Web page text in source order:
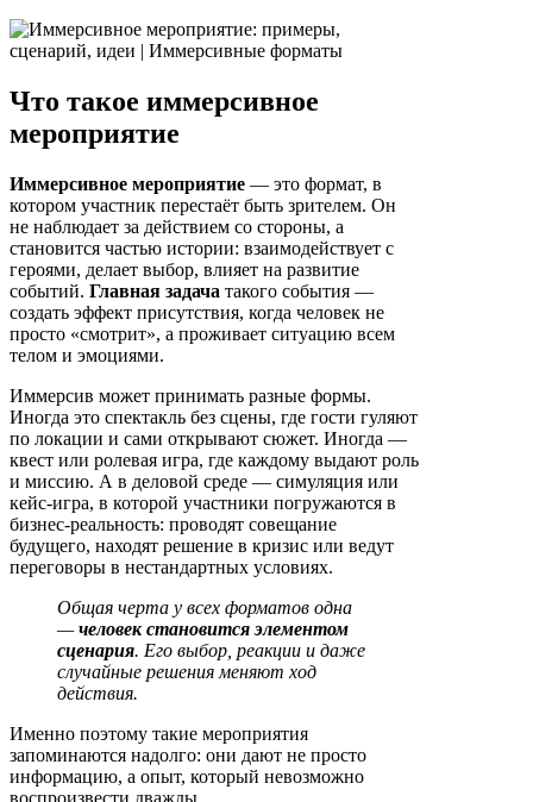
Что такое иммерсивное
мероприятие
Иммерсивное мероприятие — это формат, в
котором участник перестаёт быть зрителем. Он
не наблюдает за действием со стороны, а
становится частью истории: взаимодействует с
героями, делает выбор, влияет на развитие
событий. Главная задача такого события —
создать эффект присутствия, когда человек не
просто «смотрит», а проживает ситуацию всем
телом и эмоциями.
Иммерсив может принимать разные формы.
Иногда это спектакль без сцены, где гости гуляют
по локации и сами открывают сюжет. Иногда —
квест или ролевая игра, где каждому выдают роль
и миссию. А в деловой среде — симуляция или
кейс-игра, в которой участники погружаются в
бизнес-реальность: проводят совещание
будущего, находят решение в кризис или ведут
переговоры в нестандартных условиях.
Общая черта у всех форматов одна
—человек становится элементом
сценария. Его выбор, реакции и даже
случайные решения меняют ход
действия.
Именно поэтому такие мероприятия
запоминаются надолго: они дают не просто
информацию, а опыт, который невозможно
воспроизвести дважды.